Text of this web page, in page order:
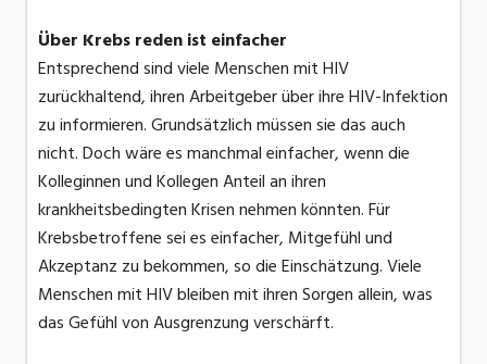
Über Krebs reden ist einfacher
Entsprechend sind viele Menschen mit HIV
zurückhaltend, ihren Arbeitgeber über ihre HIV-Infektion
zu informieren. Grundsätzlich müssen sie das auch
nicht. Doch wäre es manchmal einfacher, wenn die
Kolleginnen und Kollegen Anteil an ihren
krankheitsbedingten Krisen nehmen könnten. Für
Krebsbetroffene sei es einfacher, Mitgefühl und
Akzeptanz zu bekommen, so die Einschätzung. Viele
Menschen mit HIV bleiben mit ihren Sorgen allein, was
das Gefühl von Ausgrenzung verschärft.